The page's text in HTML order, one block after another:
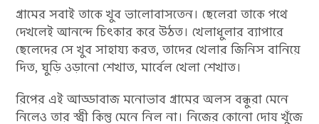
গ্রামের সবাই তাকে খুব ভালোবাসতেন। ছেলেরা তাকে পথে
দেখলেই আনন্দে চিৎকার করে উঠত। খেলাধুলার ব্যাপারে
ছেলেদের সে খুব সাহায্য করত, তাদের খেলার জিনিস বানিয়ে
দিত, ঘুড়ি ওড়ানো শেখাত, মার্বেল খেলা শেখাত।
রিপের এই আড্ডাবাজ মনোভাব গ্রামের অলস বন্ধুরা মেনে
নিলেও তার স্ত্রী কিন্তু মেনে নিল না। নিজের কোনো দোষ খুঁজে